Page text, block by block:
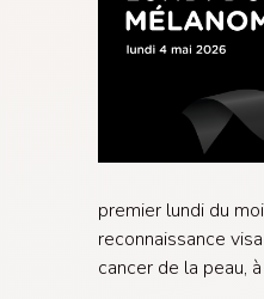
premier lundi du
reconnaissance
cancer de la peau,